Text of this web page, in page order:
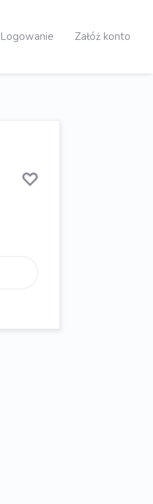
Logowanie Załóż konto